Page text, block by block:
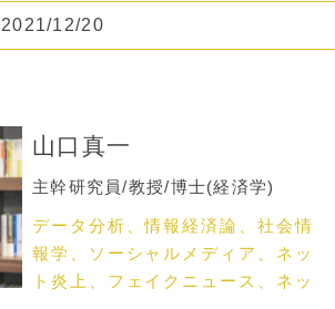
2021/12/20
山口真一
主幹研究員/教授/博士(経済学)
データ分析、情報経済論、社会情
報学、ソーシャルメディア、ネッ
ト炎上、フェイクニュース、ネッ